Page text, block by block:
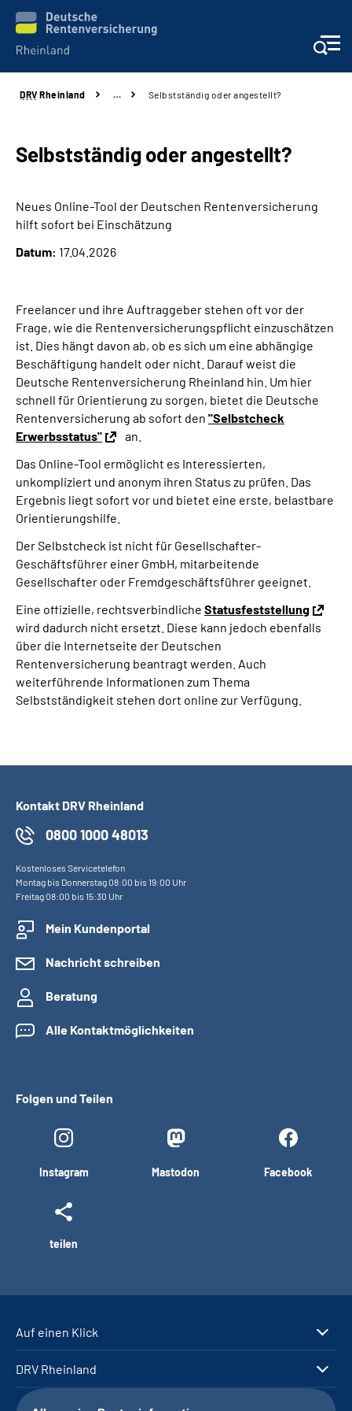
Aktuelles
Beratung und Kontakt
Über uns
Presse
Inhalte in Gebärdensprache (DGS)
Suche
Mein Kundenportal
DRV Rheinland … Selbstständig oder angestellt?
Selbstständig oder angestellt?
Neues Online-Tool der Deutschen Rentenversicherung
hilft sofort bei Einschätzung
Datum: 17.04.2026
Freelancer und ihre Auftraggeber stehen oft vor der
Frage, wie die Rentenversicherungspflicht einzuschätzen
ist. Dies hängt davon ab, ob es sich um eine abhängige
Beschäftigung handelt oder nicht. Darauf weist die
Deutsche Rentenversicherung Rheinland hin. Um hier
schnell für Orientierung zu sorgen, bietet die Deutsche
Rentenversicherung ab sofort den "Selbstcheck
Erwerbsstatus"
an.
Das Online-Tool ermöglicht es Interessierten,
unkompliziert und anonym ihren Status zu prüfen. Das
Ergebnis liegt sofort vor und bietet eine erste, belastbare
Orientierungshilfe.
Der Selbstcheck ist nicht für Gesellschafter-
Geschäftsführer einer GmbH, mitarbeitende
Gesellschafter oder Fremdgeschäftsführer geeignet.
Eine offizielle, rechtsverbindliche Statusfeststellung
wird dadurch nicht ersetzt. Diese kann jedoch ebenfalls
über die Internetseite der Deutschen
Rentenversicherung beantragt werden. Auch
weiterführende Informationen zum Thema
Selbstständigkeit stehen dort online zur Verfügung.
Kontakt DRV Rheinland
0800 1000 48013
Kostenloses Servicetelefon
Montag bis Donnerstag 08:00 bis 19:00 Uhr
Freitag 08:00 bis 15:30 Uhr
Mein Kundenportal
Nachricht schreiben
Beratung
Alle Kontaktmöglichkeiten
Folgen und Teilen
Instagram Mastodon Facebook
teilen
Auf einen Klick
DRV Rheinland